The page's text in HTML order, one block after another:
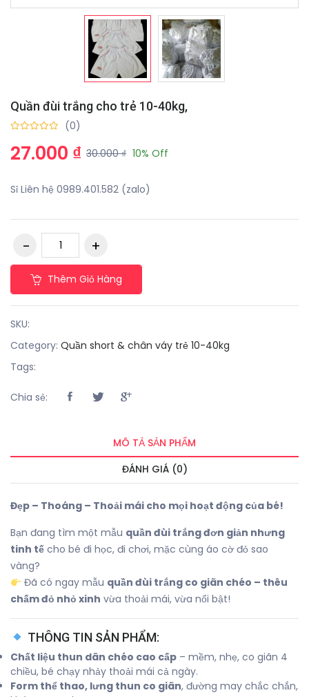
Quần đùi trắng cho trẻ 10-40kg,
(0)
27.000 ₫ 30.000 ₫ 10% Off
Sỉ Liên hệ 0989.401.582 (zalo)
Thêm Giỏ Hàng
SKU:
Category: Quần short & chân váy trẻ 10-40kg
Tags:
Chia sẻ:
MÔ TẢ SẢN PHẨM
ĐÁNH GIÁ (0)
Đẹp – Thoáng – Thoải mái cho mọi hoạt động của bé!
Bạn đang tìm một mẫu quần đùi trắng đơn giản nhưng
tinh tế cho bé đi học, đi chơi, mặc cùng áo cờ đỏ sao
vàng?
Đã có ngay mẫu quần đùi trắng co giãn chéo – thêu
chấm đỏ nhỏ xinh vừa thoải mái, vừa nổi bật!
THÔNG TIN SẢN PHẨM:
Chất liệu thun dãn chéo cao cấp – mềm, nhẹ, co giãn 4
chiều, bé chạy nhảy thoải mái cả ngày.
Form thể thao, lưng thun co giãn, đường may chắc chắn,